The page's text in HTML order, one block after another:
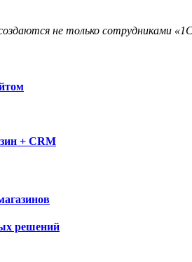
не только сотрудниками
+ CRM
решений